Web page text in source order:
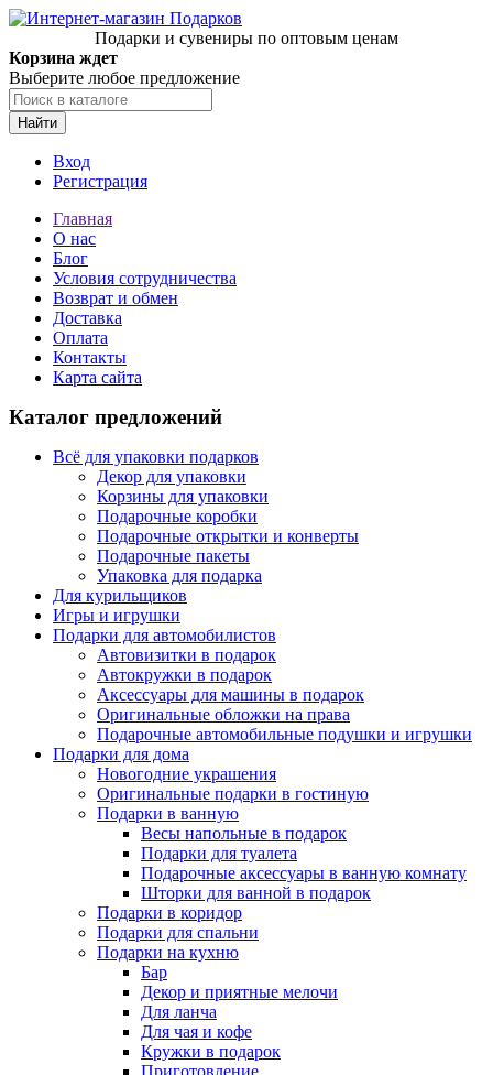
Подарки и сувениры по оптовым ценам
Корзина ждет
Выберите любое предложение
Найти
Вход
Регистрация
Главная
О нас
Блог
Условия сотрудничества
Возврат и обмен
Доставка
Оплата
Контакты
Карта сайта
Каталог предложений
Всё для упаковки подарков
Декор для упаковки
Корзины для упаковки
Подарочные коробки
Подарочные открытки и конверты
Подарочные пакеты
Упаковка для подарка
Для курильщиков
Игры и игрушки
Подарки для автомобилистов
Автовизитки в подарок
Автокружки в подарок
Аксессуары для машины в подарок
Оригинальные обложки на права
Подарочные автомобильные подушки и игрушки
Подарки для дома
Новогодние украшения
Оригинальные подарки в гостиную
Подарки в ванную
Весы напольные в подарок
Подарки для туалета
Подарочные аксессуары в ванную комнату
Шторки для ванной в подарок
Подарки в коридор
Подарки для спальни
Подарки на кухню
Бар
Декор и приятные мелочи
Для ланча
Для чая и кофе
Кружки в подарок
Приготовление